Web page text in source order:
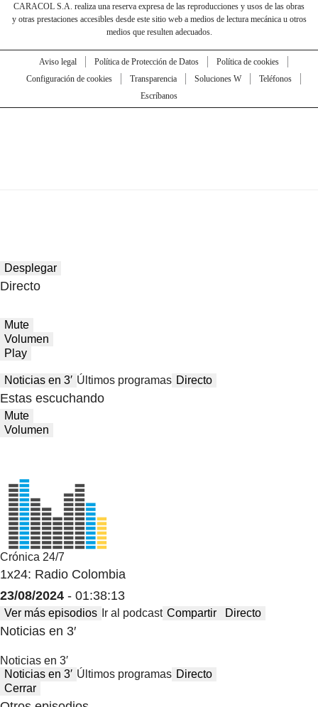
CARACOL S.A. realiza una reserva expresa de las reproducciones y usos de las obras
y otras prestaciones accesibles desde este sitio web a medios de lectura mecánica u otros
medios que resulten adecuados.
Aviso legal Política de Protección de Datos
Política de cookies
Configuración de cookies
Transparencia Soluciones W
Teléfonos
Escríbanos
Desplegar
Directo
Mute
Volumen
Play
Noticias en 3′ Últimos programas Directo
Estas escuchando
Mute
Volumen
Crónica 24/7
1x24: Radio Colombia
23/08/2024 - 01:38:13
Ver más episodios Ir al podcast Compartir Directo
Noticias en 3′
Noticias en 3′
Noticias en 3′ Últimos programas Directo
Cerrar